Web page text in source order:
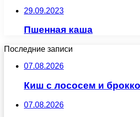
29.09.2023
Пшенная каша
Последние записи
07.08.2026
Киш с лососем и
07.08.2026